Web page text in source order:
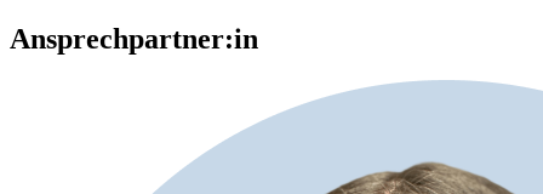
Ansprechpartner:in